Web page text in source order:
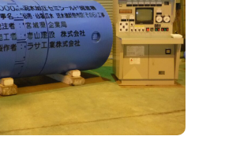
塩広水 送水連絡管
（その5）工事